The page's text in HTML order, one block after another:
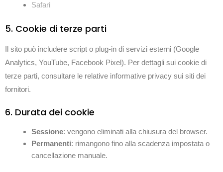
Safari
5. Cookie di terze parti
Il sito può includere script o plug-in di servizi esterni (Google
Analytics, YouTube, Facebook Pixel). Per dettagli sui cookie di
terze parti, consultare le relative informative privacy sui siti dei
fornitori.
6. Durata dei cookie
Sessione: vengono eliminati alla chiusura del browser.
Permanenti: rimangono fino alla scadenza impostata o
cancellazione manuale.